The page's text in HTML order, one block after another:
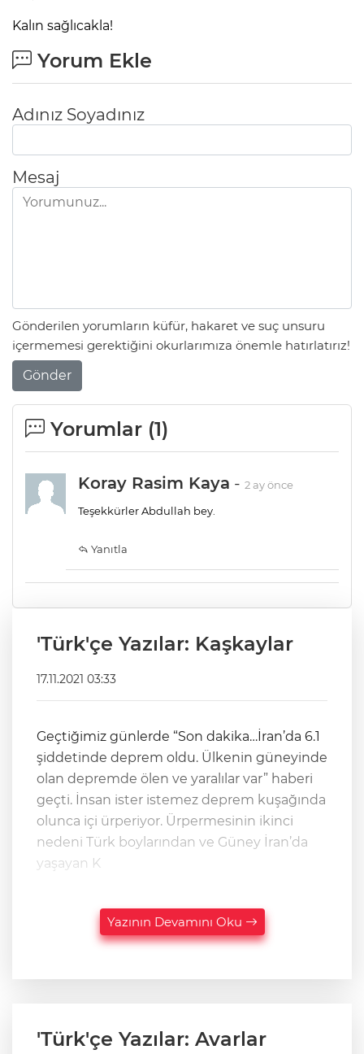
Kalın sağlıcakla!
Yorum Ekle
Adınız Soyadınız
Mesaj
Gönderilen yorumların küfür, hakaret ve suç unsuru
içermemesi gerektiğini okurlarımıza önemle hatırlatırız!
Gönder
Yorumlar (1)
Koray Rasim Kaya - 2 ay önce
Teşekkürler Abdullah bey.
Yanıtla
'Türk'çe Yazılar: Kaşkaylar
17.11.2021 03:33
Geçtiğimiz günlerde “Son dakika…İran’da 6.1
şiddetinde deprem oldu. Ülkenin güneyinde
olan depremde ölen ve yaralılar var” haberi
geçti. İnsan ister istemez deprem kuşağında
olunca içi ürperiyor. Ürpermesinin ikinci
nedeni Türk boylarından ve Güney İran’da
yaşayan K
Yazının Devamını Oku
'Türk'çe Yazılar: Avarlar